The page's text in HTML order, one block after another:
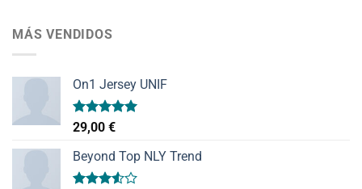
MÁS VENDIDOS
On1 Jersey UNIF
Valorado
con
de 5
29,00 €
Beyond Top NLY Trend